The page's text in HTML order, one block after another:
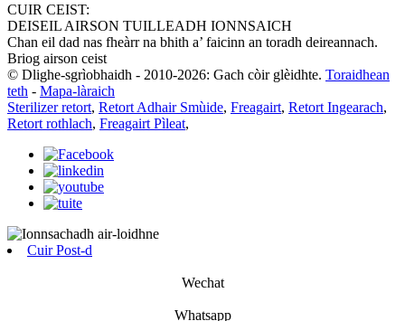
CUIR CEIST:
DEISEIL AIRSON TUILLEADH IONNSAICH
Chan eil dad nas fheàrr na bhith a’ faicinn an toradh deireannach.
Briog airson ceist
© Dlighe-sgrìobhaidh - 2010-2026: Gach còir glèidhte. Toraidhean
teth - Mapa-làraich
Sterilizer retort, Retort Adhair Smùide, Freagairt, Retort Ingearach,
Retort rothlach, Freagairt Pìleat,
Cuir Post-d
Wechat
Whatsapp